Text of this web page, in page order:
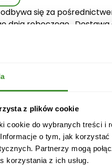
z plików cookie
cookie do wybranych treści i
o tym, jak
Partnerzy mogą
korzystania z ich usług.
się za
dnia roboczego. Dostawa
się:
, 0,75l
poza skrzynką